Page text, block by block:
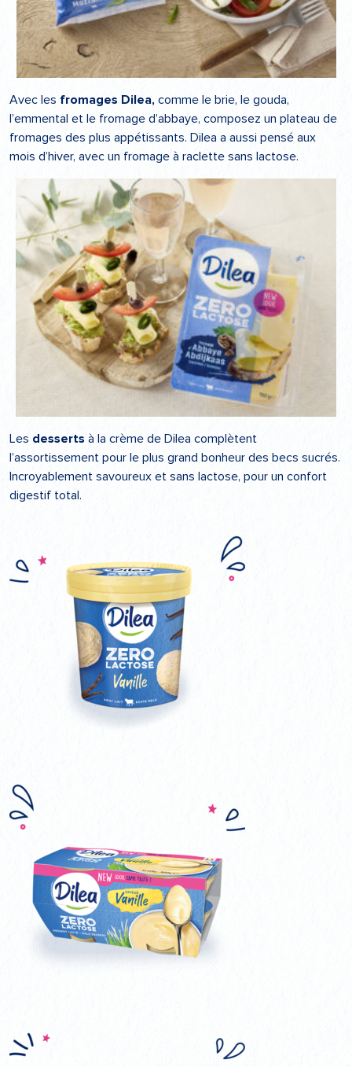
Avec les fromages Dilea, comme le brie, le gouda,
l’emmental et le fromage d’abbaye, composez un plateau de
fromages des plus appétissants. Dilea a aussi pensé aux
mois d’hiver, avec un fromage à raclette sans lactose.
Les desserts à la crème de Dilea complètent
l’assortissement pour le plus grand bonheur des becs sucrés.
Incroyablement savoureux et sans lactose, pour un confort
digestif total.